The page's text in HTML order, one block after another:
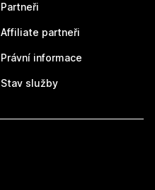
Partneři
Affiliate partneři
Právní informace
Stav služby